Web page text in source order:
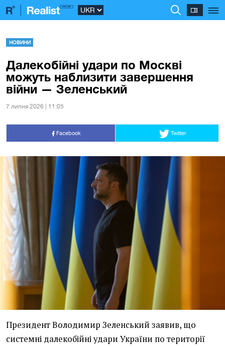
НОВИНИ
Далекобійні удари по Москві
можуть наблизити завершення
війни — Зеленський
7 липня 2026 | 11:05
Facebook Twitter
Президент Володимир Зеленський заявив, що
системні далекобійні удари України по території